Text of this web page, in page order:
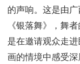
的声响。这是由
《银落舞》，舞
是在邀请观众走
画的情境中感受深